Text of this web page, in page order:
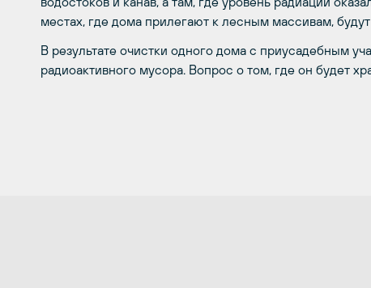
местах, где дома прилегают к лесным массивам,
В результате очистки одного дома с приусадебным
радиоактивного мусора. Вопрос о том, где он будет